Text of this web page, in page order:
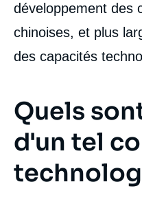
développement des
chinoises, et plus
des capacités
Quels
d'un tel